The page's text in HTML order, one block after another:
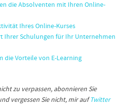
die Absolventen mit Ihren Online-
Ihres Online-Kurses
Ihrer Schulungen für Ihr Unternehmen
die Vorteile von E-Learning
zu verpassen, abonnieren Sie
vergessen Sie nicht, mir aufTwitter